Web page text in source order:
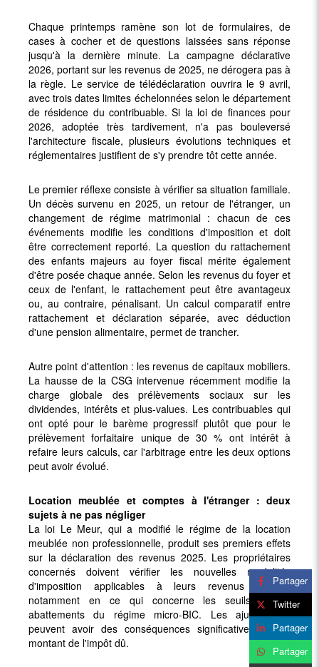
Chaque printemps ramène son lot de formulaires, de
cases à cocher et de questions laissées sans réponse
jusqu'à la dernière minute. La campagne déclarative
2026, portant sur les revenus de 2025, ne dérogera pas à
la règle. Le service de télédéclaration ouvrira le 9 avril,
avec trois dates limites échelonnées selon le département
de résidence du contribuable. Si la loi de finances pour
2026, adoptée très tardivement, n'a pas bouleversé
l'architecture fiscale, plusieurs évolutions techniques et
réglementaires justifient de s'y prendre tôt cette année.
Le premier réflexe consiste à vérifier sa situation familiale.
Un décès survenu en 2025, un retour de l'étranger, un
changement de régime matrimonial : chacun de ces
événements modifie les conditions d'imposition et doit
être correctement reporté. La question du rattachement
des enfants majeurs au foyer fiscal mérite également
d'être posée chaque année. Selon les revenus du foyer et
ceux de l'enfant, le rattachement peut être avantageux
ou, au contraire, pénalisant. Un calcul comparatif entre
rattachement et déclaration séparée, avec déduction
d'une pension alimentaire, permet de trancher.
Autre point d'attention : les revenus de capitaux mobiliers.
La hausse de la CSG intervenue récemment modifie la
charge globale des prélèvements sociaux sur les
dividendes, intérêts et plus-values. Les contribuables qui
ont opté pour le barème progressif plutôt que pour le
prélèvement forfaitaire unique de 30 % ont intérêt à
refaire leurs calculs, car l'arbitrage entre les deux options
peut avoir évolué.
Location meublée et comptes à l'étranger : deux
sujets à ne pas négliger
La loi Le Meur, qui a modifié le régime de la location
meublée non professionnelle, produit ses premiers effets
sur la déclaration des revenus 2025. Les propriétaires
concernés doivent vérifier les nouvelles modalités
d'imposition applicables à leurs revenus locatifs,
notamment en ce qui concerne les seuils et les
abattements du régime micro-BIC. Les ajustements
peuvent avoir des conséquences significatives sur le
montant de l'impôt dû.
Partager
Twitter
Partager
Partager